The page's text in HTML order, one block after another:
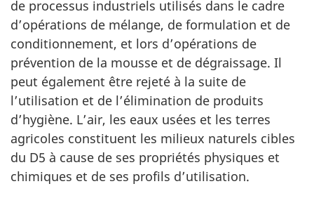
de processus industriels utilisés dans le cadre
d’opérations de mélange, de formulation et de
conditionnement, et lors d’opérations de
prévention de la mousse et de dégraissage. Il
peut également être rejeté à la suite de
l’utilisation et de l’élimination de produits
d’hygiène. L’air, les eaux usées et les terres
agricoles constituent les milieux naturels cibles
du D5 à cause de ses propriétés physiques et
chimiques et de ses profils d’utilisation.